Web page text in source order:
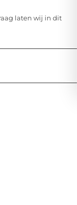
laten wij in dit